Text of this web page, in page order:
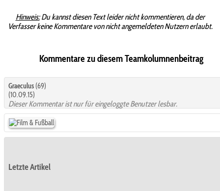
Hinweis:Du kannst diesen Text leider nicht kommentieren, da der
Verfasser keine Kommentare von nicht angemeldeten Nutzern erlaubt.
Kommentare zu diesem Teamkolumnenbeitrag
Graeculus (69)
(10.09.15)
Dieser Kommentar ist nur für eingeloggte Benutzer lesbar.
Letzte Artikel